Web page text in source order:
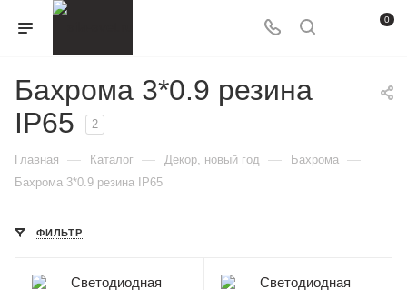
0
Бахрома 3*0.9 резина
IP65
2
Главная — Каталог — Декор, новый год — Бахрома —
Бахрома 3*0.9 резина IP65
ФИЛЬТР